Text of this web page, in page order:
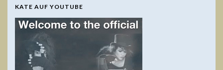
KATE AUF YOUTUBE